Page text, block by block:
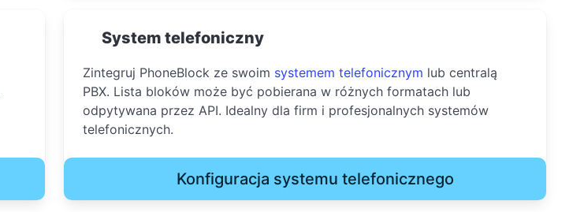
System telefoniczny
Zintegruj PhoneBlock ze swoim systemem telefonicznym lub centralą
PBX. Lista bloków może być pobierana w różnych formatach lub
odpytywana przez API. Idealny dla firm i profesjonalnych systemów
telefonicznych.
Konfiguracja systemu telefonicznego